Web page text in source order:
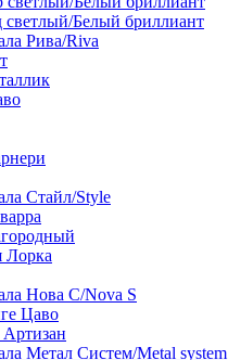
Белый бриллиант
Рива/Riva
Стайл/Style
Лорка
Нова С/Nova S
Цаво
Метал Систем/Metal system